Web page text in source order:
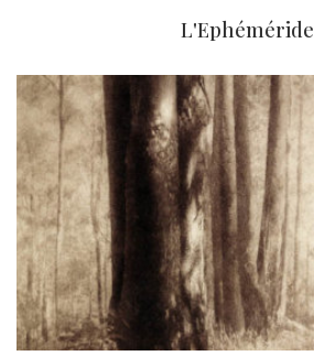
L'Ephéméride